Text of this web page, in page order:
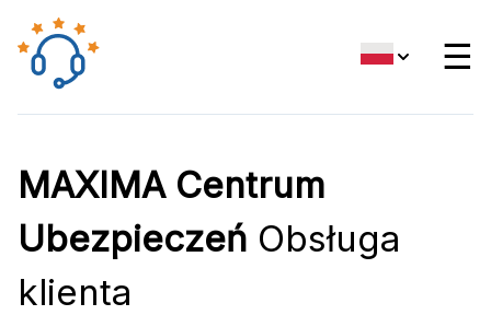
☰
MAXIMA Centrum
Ubezpieczeń Obsługa
klienta